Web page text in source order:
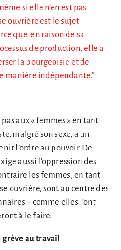
si elle n’en est pas
ouvrière est le sujet
que, en raison de sa
de production, elle a
la bourgeoisie et de
manière indépendante.”
aux « femmes » en tant
malgré son sexe, a un
l’ordre au pouvoir. De
aussi l’oppression des
les femmes, en tant
ouvrière, sont au centre des
– comme elles l’ont
à le faire.
grève au travail